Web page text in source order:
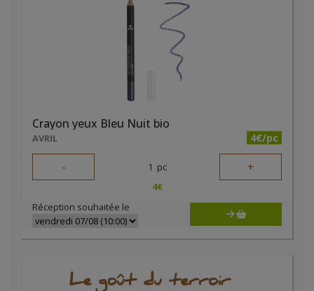
Crayon yeux Bleu Nuit bio
AVRIL 4€/pc
- 1 pc +
4€
Réception souhaitée le